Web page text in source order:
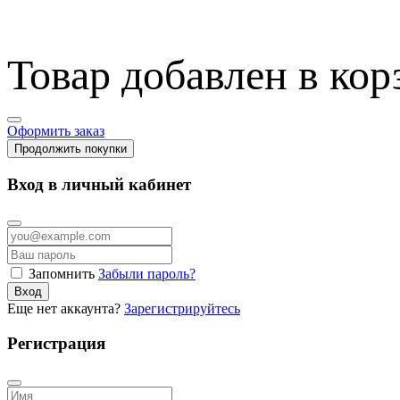
Товар добавлен в
Оформить заказ
Продолжить покупки
Вход в личный кабинет
Запомнить Забыли пароль?
Вход
Еще нет аккаунта? Зарегистрируйтесь
Регистрация